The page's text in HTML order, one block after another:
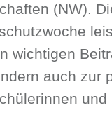
(NW).
wichtigen
auch zur
und